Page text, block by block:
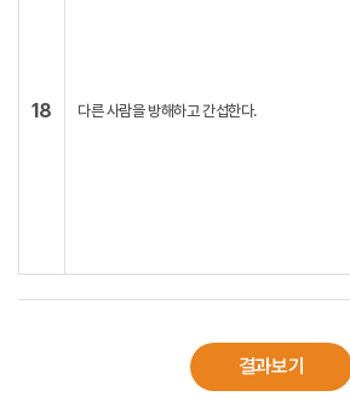
18 다른 사람을 방해하고 간섭한다.
결과보기